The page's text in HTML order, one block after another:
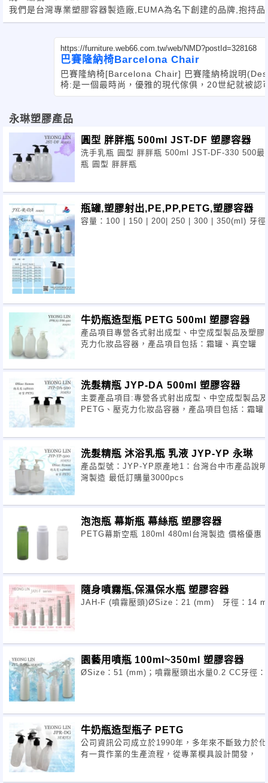
我們是台灣專業塑膠容器製造廠,EUMA為名下創建的品牌,抱持
https://furniture.web66.com.tw/web/NMD?postId=328168
巴賽隆納椅Barcelona Chair
巴賽隆納椅[Barcelona Chair] 巴賽隆納椅說明(Describe)
椅:是一個最時尚，優雅的現代傢俱，20世紀就被認
圖示，而今天也真正成為現代經典
永琳塑膠產品
圓型 胖胖瓶 500ml JST-DF 塑膠容器
洗手乳瓶 圓型 胖胖瓶 500ml JST-DF-330 500最
瓶 圓型 胖胖瓶
瓶罐,塑膠射出,PE,PP,PETG,塑膠容器
容量：100 | 150 | 200| 250 | 300 | 350(ml) 牙
牛奶瓶造型瓶 PETG 500ml 塑膠容器
產品項目專營各式射出成型、中空成型製品及塑
克力化妝品容器，產品項目包括：霜罐、真空罐
洗髮精瓶 JYP-DA 500ml 塑膠容器
主要產品項目:專營各式射出成型、中空成型製品
PETG、壓克力化妝品容器，產品項目包括：霜罐
洗髮精瓶 沐浴乳瓶 乳液 JYP-YP 永琳
產品型號：JYP-YP原產地1：台灣台中市產品說
灣製造 最低訂購量3000pcs
泡泡瓶 幕斯瓶 幕絲瓶 塑膠容器
PETG幕斯空瓶 180ml 480ml台灣製造 價格優惠
隨身噴霧瓶,保濕保水瓶 塑膠容器
JAH-F (噴霧壓頭)ØSize：21 (mm) 牙徑：14
園藝用噴瓶 100ml~350ml 塑膠容器
ØSize：51 (mm)；噴霧壓頭出水量0.2 CC牙徑
牛奶瓶造型瓶子 PETG
公司資訊公司成立於1990年，多年來不斷致力於
有一貫作業的生產流程，從專業模具設計開發，